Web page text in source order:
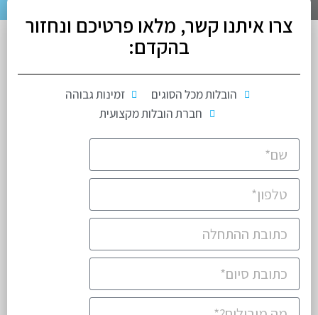
צרו איתנו קשר, מלאו פרטיכם ונחזור
בהקדם:
הובלות מכל הסוגים
זמינות גבוהה
חברת הובלות מקצועית